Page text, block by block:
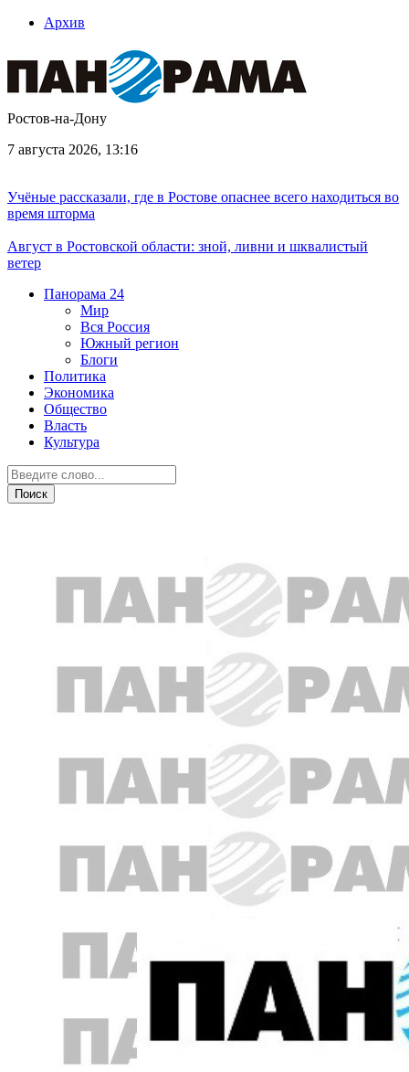
Архив
Ростов-на-Дону
7 августа 2026, 13:16
Учёные рассказали, где в Ростове опаснее всего находиться во
время шторма
Август в Ростовской области: зной, ливни и шквалистый
ветер
Панорама 24
Мир
Вся Россия
Южный регион
Блоги
Политика
Экономика
Общество
Власть
Культура